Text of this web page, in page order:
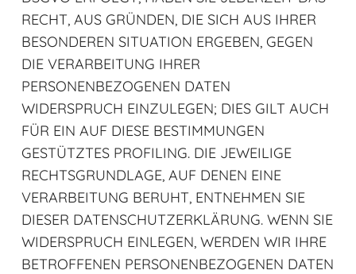
RECHT, AUS GRÜNDEN, DIE SICH AUS IHRER
BESONDEREN SITUATION ERGEBEN, GEGEN
DIE VERARBEITUNG IHRER
PERSONENBEZOGENEN DATEN
WIDERSPRUCH EINZULEGEN; DIES GILT AUCH
FÜR EIN AUF DIESE BESTIMMUNGEN
GESTÜTZTES PROFILING. DIE JEWEILIGE
RECHTSGRUNDLAGE, AUF DENEN EINE
VERARBEITUNG BERUHT, ENTNEHMEN SIE
DIESER DATENSCHUTZERKLÄRUNG. WENN SIE
WIDERSPRUCH EINLEGEN, WERDEN WIR IHRE
BETROFFENEN PERSONENBEZOGENEN DATEN